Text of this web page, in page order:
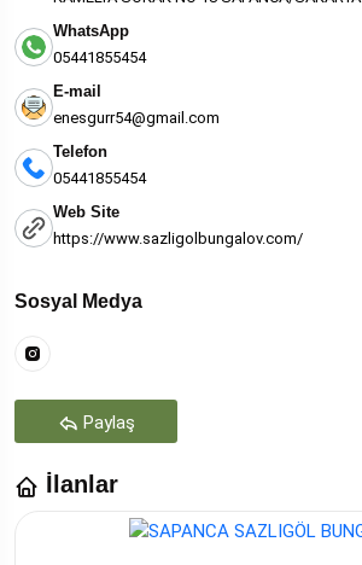
WhatsApp
05441855454
E-mail
enesgurr54@gmail.com
Telefon
05441855454
Web Site
https://www.sazligolbungalov.com/
Sosyal Medya
Paylaş
İlanlar